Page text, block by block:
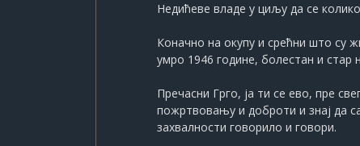
Недићеве владе у циљу да се
Коначно на окупу и срећни што су
умро 1946 године, болестан и стар
Пречасни Грго, ја ти се ево, пре
пожртвовању и доброти и знај да
захвалности говорило и говори.